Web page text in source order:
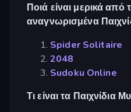
Ποιά είναι μερικά από
αναγνωρισμένα
Spider Solitaire
2048
Sudoku Online
Τι είναι τα Παιχνίδια